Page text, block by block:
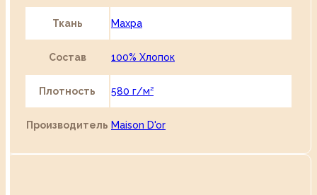
Ткань Махра
Состав 100% Хлопок
Плотность 580 г/м²
Производитель Maison D'or